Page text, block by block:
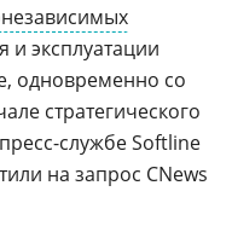
и эксплуатации
одновременно со
стратегического
службе Softline
на запрос CNews